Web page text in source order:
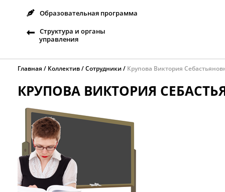
Образовательная программа
Структура и органы
управления
Главная Коллектив Сотрудники Крупова Виктория
КРУПОВА ВИКТОРИЯ